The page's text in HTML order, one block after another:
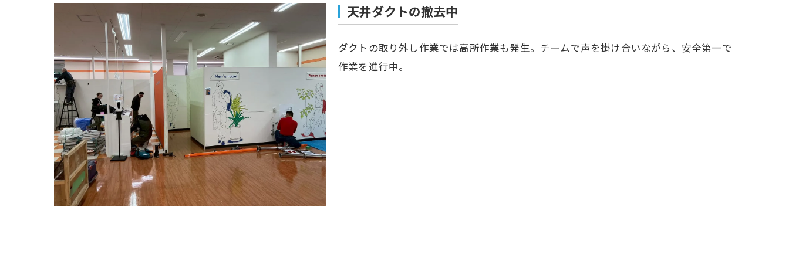
天井ダクトの撤去中
ダクトの取り外し作業では高所作業も発生。チームで声を掛け合いながら、安全第一で
作業を進行中。